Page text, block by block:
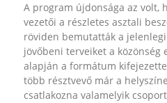
A program újdonsága az volt,
vezetői a részletes asztali
röviden bemutatták a
jövőbeni terveiket a közönség
alapján a formátum
több résztvevő már a
csatlakozna valamelyik